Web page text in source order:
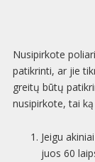
Nusipirkote
patikrinti, ar jie
greitų būtų
nusipirkote, tai
Jeigu
juos 60